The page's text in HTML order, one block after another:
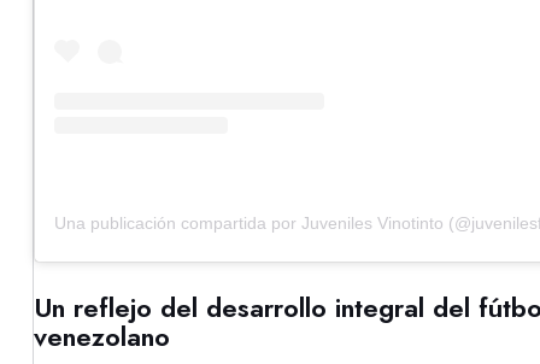
Una publicación compartida por Juveniles Vinotinto
Un reflejo del desarrollo integral del
venezolano